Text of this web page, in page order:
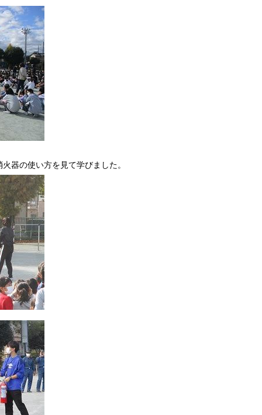
の使い方を見て学びました。